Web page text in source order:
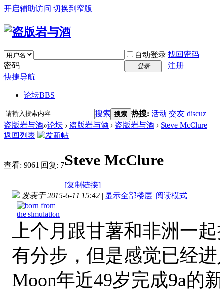
开启辅助访问 切换到窄版
自动登录 找回密码
密码
登录
注册
快捷导航
论坛BBS
搜索 搜索 热搜: 活动 交友 discuz
盗版岩与酒»论坛 › 盗版岩与酒 › 盗版岩与酒 › Steve McClure
返回列表
查看: 9061 |回复: 7Steve McClure
[复制链接]
发表于 2015-6-11 15:42 | 显示全部楼层 |阅读模式
上个月跟甘薯和非洲一
有分步，但是感觉已经
Moon年近49岁完成9a的